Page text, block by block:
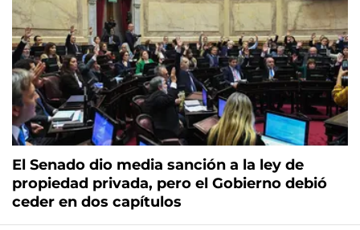
El Senado dio media sanción a la ley de
propiedad privada, pero el Gobierno debió
ceder en dos capítulos